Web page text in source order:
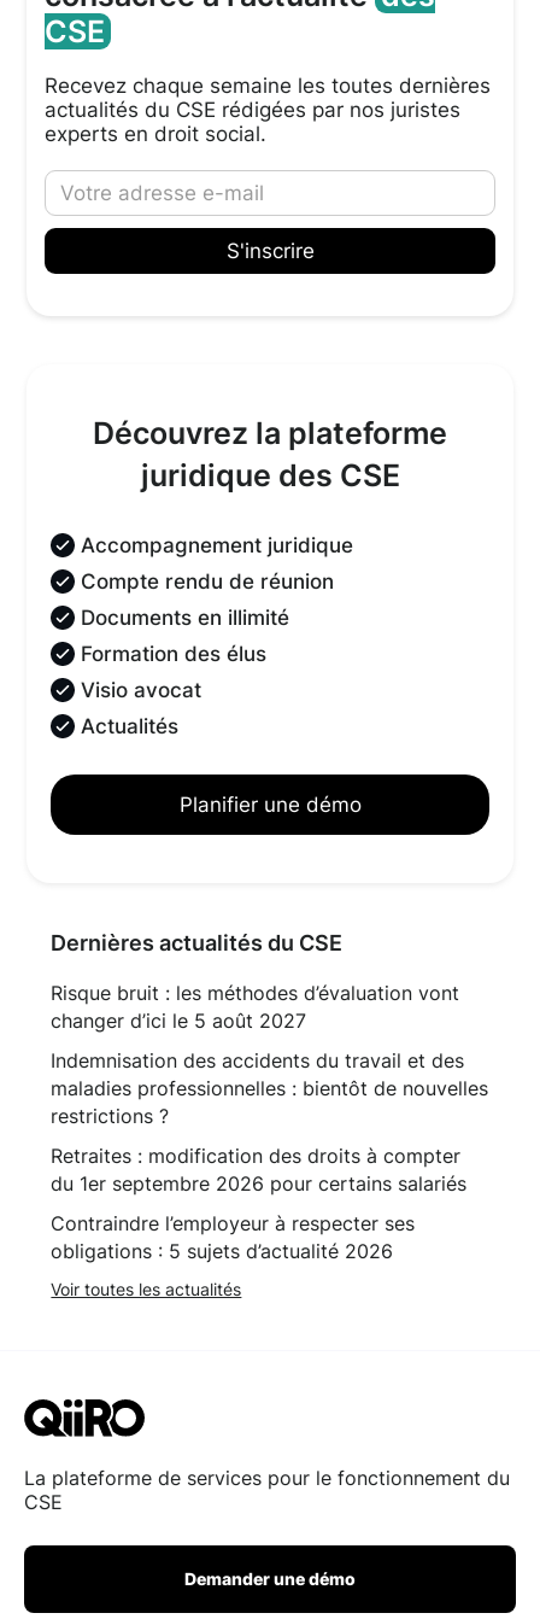
CSE
Recevez chaque semaine les toutes dernières
actualités du CSE rédigées par nos juristes
experts en droit social.
Découvrez la plateforme
juridique des CSE
Accompagnement juridique
Compte rendu de réunion
Documents en illimité
Formation des élus
Visio avocat
Actualités
Planifier une démo
Dernières actualités du CSE
Risque bruit : les méthodes d’évaluation vont
changer d’ici le 5 août 2027
Indemnisation des accidents du travail et des
maladies professionnelles : bientôt de nouvelles
restrictions ?
Retraites : modification des droits à compter
du 1er septembre 2026 pour certains salariés
Contraindre l’employeur à respecter ses
obligations : 5 sujets d’actualité 2026
Voir toutes les actualités
La plateforme de services pour le fonctionnement du
CSE
Demander une démo